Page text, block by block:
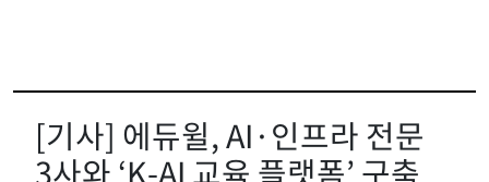
[기사] 에듀윌, AI·인프라 전문
3사와 ‘K-AI 교육 플랫폼’ 구축